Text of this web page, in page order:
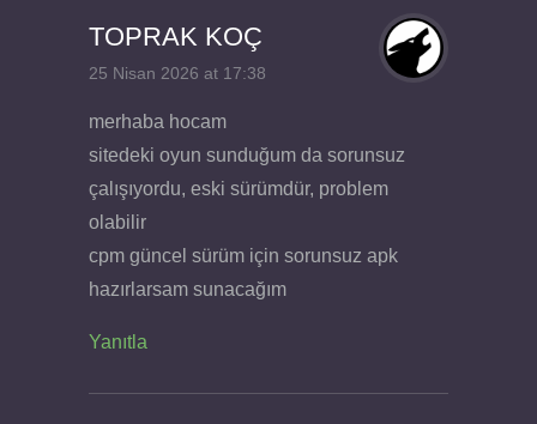
TOPRAK KOÇ
25 Nisan 2026 at 17:38
merhaba hocam
sitedeki oyun sunduğum da sorunsuz
çalışıyordu, eski sürümdür, problem
olabilir
cpm güncel sürüm için sorunsuz apk
hazırlarsam sunacağım
Yanıtla